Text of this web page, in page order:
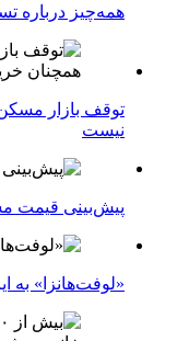
همه‌چیز درباره تسهیلات
توقف بازار
نیست
پیش‌بینی قیمت
«لوفت‌هانزا» به